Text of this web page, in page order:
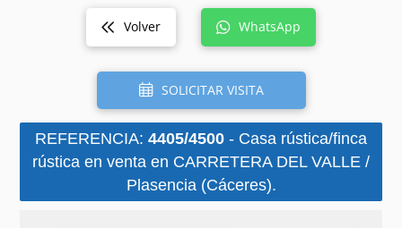
Volver WhatsApp
SOLICITAR VISITA
REFERENCIA: 4405/4500 - Casa rústica/finca
rústica en venta en CARRETERA DEL VALLE /
Plasencia (Cáceres).